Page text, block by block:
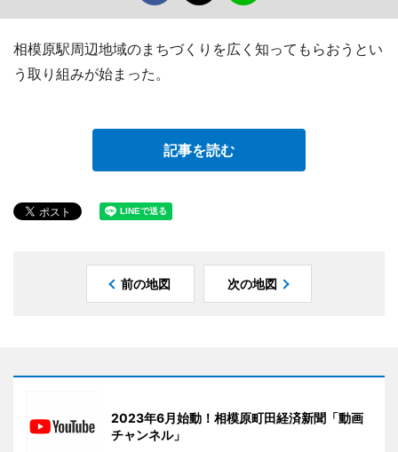
相模原駅周辺地域のまちづくりを広く知ってもらおうとい
う取り組みが始まった。
記事を読む
前の地図 次の地図
2023年6月始動！相模原町田経済新聞「動画
チャンネル」